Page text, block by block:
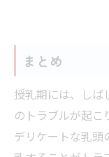
まとめ
授乳期には、しば
のトラブルが起こ
デリケートな乳頭